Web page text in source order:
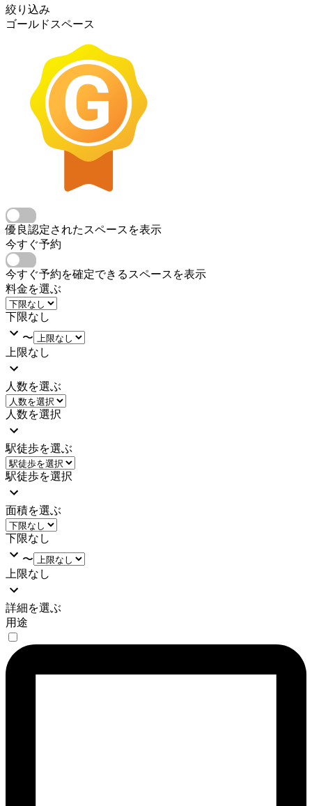
絞り込み
ゴールドスペース
優良認定されたスペースを表示
今すぐ予約
今すぐ予約を確定できるスペースを表示
料金を選ぶ
下限なし
〜
上限なし
人数を選ぶ
人数を選択
駅徒歩を選ぶ
駅徒歩を選択
面積を選ぶ
下限なし
〜
上限なし
詳細を選ぶ
用途